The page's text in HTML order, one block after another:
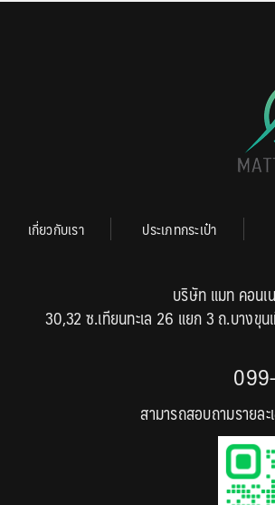
เกี่ยวกับเรา ประเภทกระเป๋า
บริษัท แมท คอน
30,32 ซ.เทียนทะเล 26 แยก 3 ถ.บางขุ
สามารถสอบถามรายล